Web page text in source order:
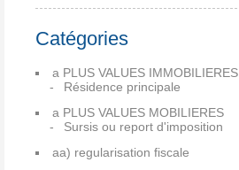
Catégories
a PLUS VALUES IMMOBILIERES
Résidence principale
a PLUS VALUES MOBILIERES
Sursis ou report d'imposition
aa) regularisation fiscale